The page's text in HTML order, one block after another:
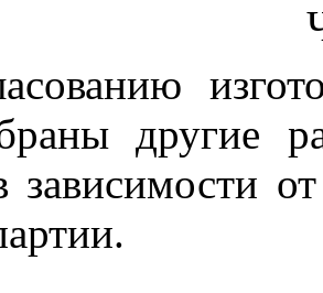
другие
зависимости